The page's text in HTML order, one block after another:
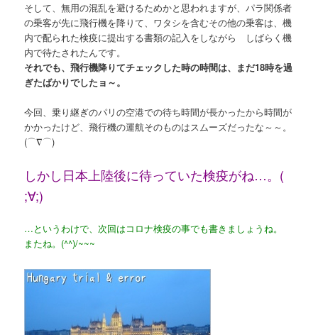
そして、無用の混乱を避けるためかと思われますが、パラ関係者
の乗客が先に飛行機を降りて、ワタシを含むその他の乗客は、機
内で配られた検疫に提出する書類の記入をしながら しばらく機
内で待たされたんです。
それでも、飛行機降りてチェックした時の時間は、まだ18時を過
ぎたばかりでしたョ～。
今回、乗り継ぎのパリの空港での待ち時間が長かったから時間が
かかったけど、飛行機の運航そのものはスムーズだったな～～。
(⌒∇⌒)
しかし日本上陸後に待っていた検疫がね…。(
;∀;)
…というわけで、次回はコロナ検疫の事でも書きましょうね。
またね。(^^)/~~~